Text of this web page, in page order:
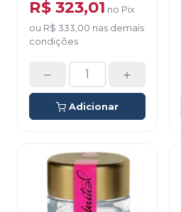
R$ 323,01 no Pix
ou R$ 333,00 nas demais
condições
Adicionar